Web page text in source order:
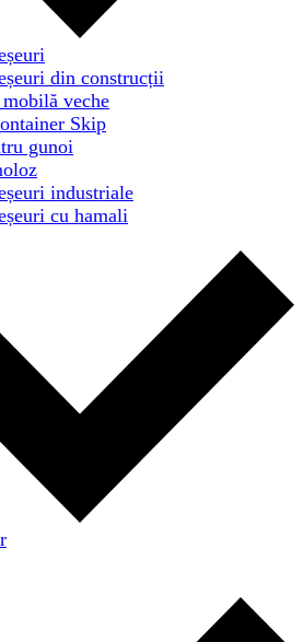
din construcții
mobilă veche
Skip
gunoi
industriale
cu hamali